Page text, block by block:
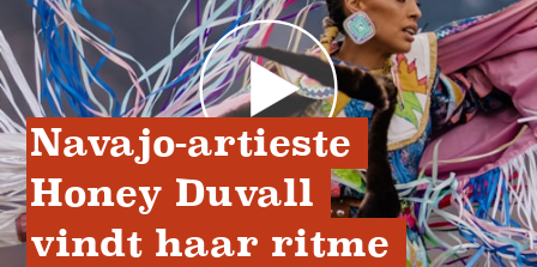
Navajo-artieste
Honey Duvall
vindt haar ritme